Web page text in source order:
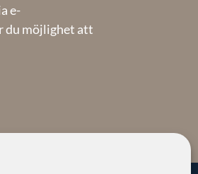
e-
du möjlighet att